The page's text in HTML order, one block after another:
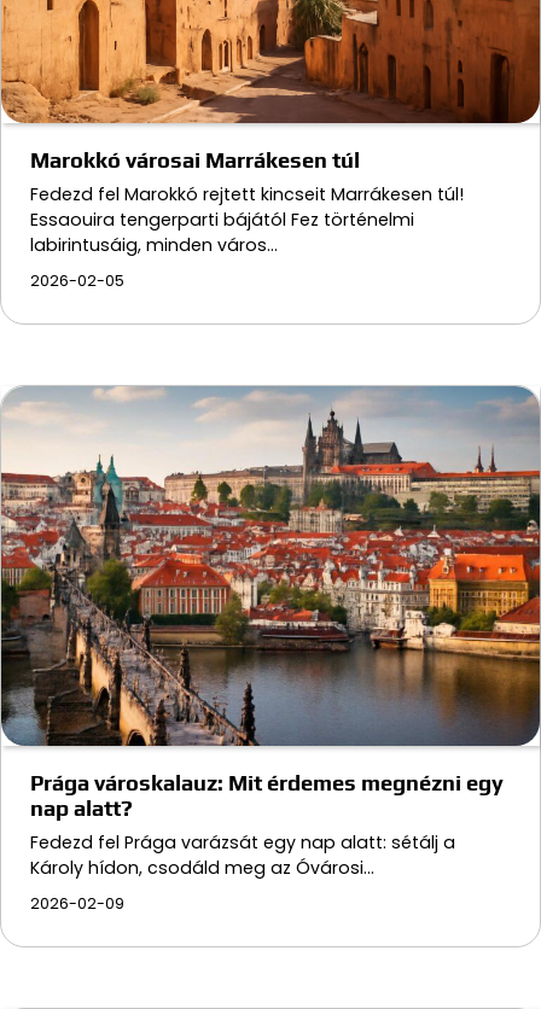
Marokkó városai Marrákesen túl
Fedezd fel Marokkó rejtett kincseit Marrákesen túl!
Essaouira tengerparti bájától Fez történelmi
labirintusáig, minden város…
2026-02-05
Prága városkalauz: Mit érdemes megnézni egy
nap alatt?
Fedezd fel Prága varázsát egy nap alatt: sétálj a
Károly hídon, csodáld meg az Óvárosi…
2026-02-09